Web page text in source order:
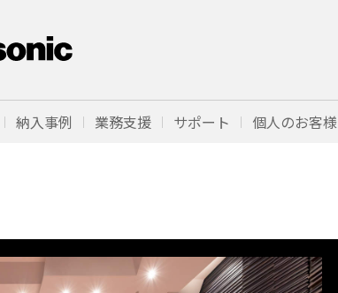
納入事例 業務支援 サポート 個人のお客様